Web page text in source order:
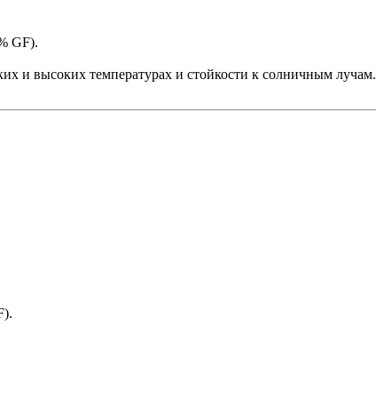
GF).
и высоких температурах и стойкости к солничным лучам.